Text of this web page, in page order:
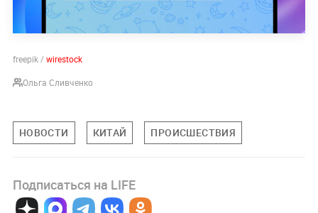
freepik /wirestock
Ольга Сливченко
НОВОСТИ КИТАЙ ПРОИСШЕСТВИЯ
Подписаться на LIFE